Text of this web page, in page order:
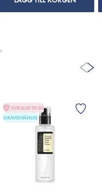
SURISURI PICKS
GRAVIDVÄNLIG